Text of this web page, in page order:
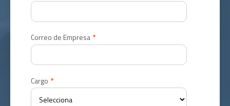
Correo de Empresa *
Cargo *